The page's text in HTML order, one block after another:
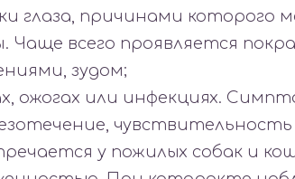
глаза, причинами которого
Чаще всего проявляется
зудом;
ожогах или инфекциях.
чувствительность
у пожилых собак и